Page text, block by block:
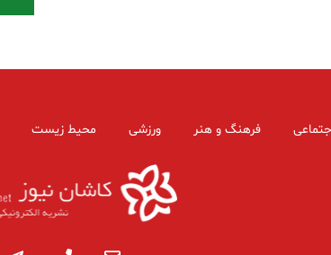
فرهنگ و هنر ورزشی محیط زیست